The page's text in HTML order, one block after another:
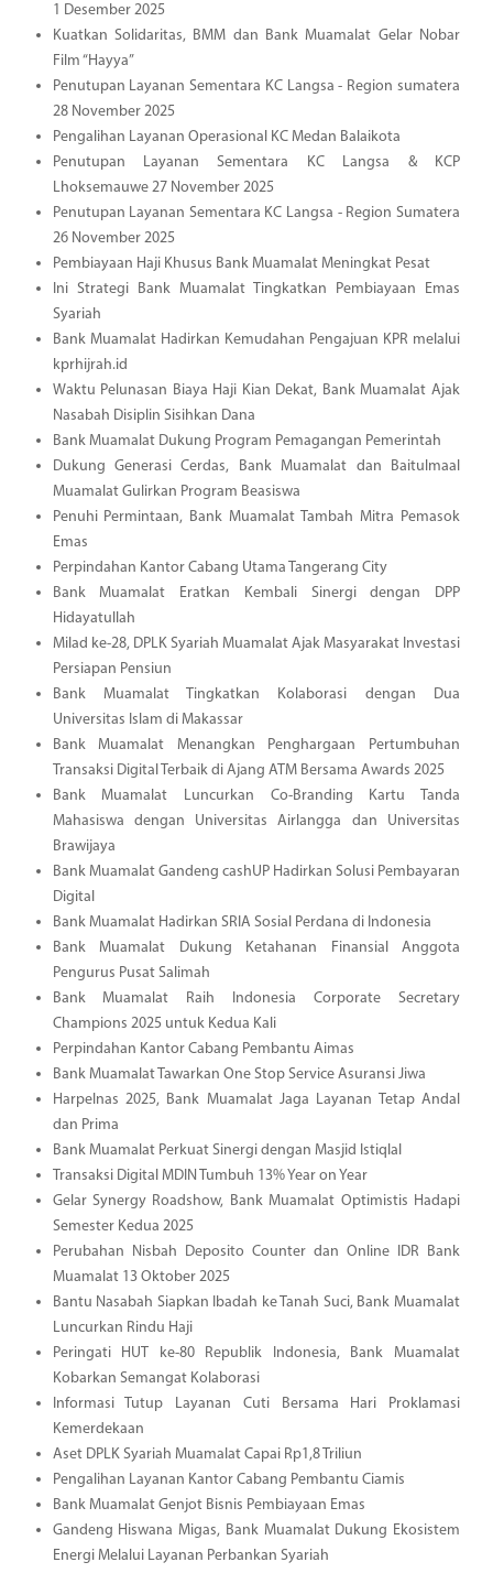
1 Desember 2025
Kuatkan Solidaritas, BMM dan Bank Muamalat Gelar Nobar
Film “Hayya”
Penutupan Layanan Sementara KC Langsa - Region sumatera
28 November 2025
Pengalihan Layanan Operasional KC Medan Balaikota
Penutupan Layanan Sementara KC Langsa & KCP
Lhoksemauwe 27 November 2025
Penutupan Layanan Sementara KC Langsa - Region Sumatera
26 November 2025
Pembiayaan Haji Khusus Bank Muamalat Meningkat Pesat
Ini Strategi Bank Muamalat Tingkatkan Pembiayaan Emas
Syariah
Bank Muamalat Hadirkan Kemudahan Pengajuan KPR melalui
kprhijrah.id
Waktu Pelunasan Biaya Haji Kian Dekat, Bank Muamalat Ajak
Nasabah Disiplin Sisihkan Dana
Bank Muamalat Dukung Program Pemagangan Pemerintah
Dukung Generasi Cerdas, Bank Muamalat dan Baitulmaal
Muamalat Gulirkan Program Beasiswa
Penuhi Permintaan, Bank Muamalat Tambah Mitra Pemasok
Emas
Perpindahan Kantor Cabang Utama Tangerang City
Bank Muamalat Eratkan Kembali Sinergi dengan DPP
Hidayatullah
Milad ke-28, DPLK Syariah Muamalat Ajak Masyarakat Investasi
Persiapan Pensiun
Bank Muamalat Tingkatkan Kolaborasi dengan Dua
Universitas Islam di Makassar
Bank Muamalat Menangkan Penghargaan Pertumbuhan
Transaksi Digital Terbaik di Ajang ATM Bersama Awards 2025
Bank Muamalat Luncurkan Co-Branding Kartu Tanda
Mahasiswa dengan Universitas Airlangga dan Universitas
Brawijaya
Bank Muamalat Gandeng cashUP Hadirkan Solusi Pembayaran
Digital
Bank Muamalat Hadirkan SRIA Sosial Perdana di Indonesia
Bank Muamalat Dukung Ketahanan Finansial Anggota
Pengurus Pusat Salimah
Bank Muamalat Raih Indonesia Corporate Secretary
Champions 2025 untuk Kedua Kali
Perpindahan Kantor Cabang Pembantu Aimas
Bank Muamalat Tawarkan One Stop Service Asuransi Jiwa
Harpelnas 2025, Bank Muamalat Jaga Layanan Tetap Andal
dan Prima
Bank Muamalat Perkuat Sinergi dengan Masjid Istiqlal
Transaksi Digital MDIN Tumbuh 13% Year on Year
Gelar Synergy Roadshow, Bank Muamalat Optimistis Hadapi
Semester Kedua 2025
Perubahan Nisbah Deposito Counter dan Online IDR Bank
Muamalat 13 Oktober 2025
Bantu Nasabah Siapkan Ibadah ke Tanah Suci, Bank Muamalat
Luncurkan Rindu Haji
Peringati HUT ke-80 Republik Indonesia, Bank Muamalat
Kobarkan Semangat Kolaborasi
Informasi Tutup Layanan Cuti Bersama Hari Proklamasi
Kemerdekaan
Aset DPLK Syariah Muamalat Capai Rp1,8 Triliun
Pengalihan Layanan Kantor Cabang Pembantu Ciamis
Bank Muamalat Genjot Bisnis Pembiayaan Emas
Gandeng Hiswana Migas, Bank Muamalat Dukung Ekosistem
Energi Melalui Layanan Perbankan Syariah